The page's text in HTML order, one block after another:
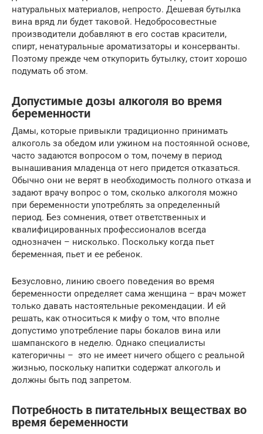
натуральных материалов, непросто. Дешевая бутылка
вина вряд ли будет таковой. Недобросовестные
производители добавляют в его состав красители,
спирт, ненатуральные ароматизаторы и консерванты.
Поэтому прежде чем откупорить бутылку, стоит хорошо
подумать об этом.
Допустимые дозы алкоголя во время
беременности
Дамы, которые привыкли традиционно принимать
алкоголь за обедом или ужином на постоянной основе,
часто задаются вопросом о том, почему в период
вынашивания младенца от него придется отказаться.
Обычно они не верят в необходимость полного отказа и
задают врачу вопрос о том, сколько алкоголя можно
при беременности употреблять за определенный
период. Без сомнения, ответ ответственных и
квалифицированных профессионалов всегда
однозначен – нисколько. Поскольку когда пьет
беременная, пьет и ее ребенок.
Безусловно, линию своего поведения во время
беременности определяет сама женщина – врач может
только давать настоятельные рекомендации. И ей
решать, как относиться к мифу о том, что вполне
допустимо употребление пары бокалов вина или
шампанского в неделю. Однако специалисты
категоричны – это не имеет ничего общего с реальной
жизнью, поскольку напитки содержат алкоголь и
должны быть под запретом.
Потребность в питательных веществах во
время беременности